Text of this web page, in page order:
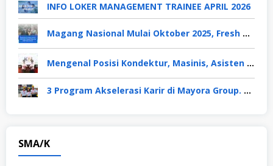
INFO LOKER MANAGEMENT TRAINEE APRIL 2026
Magang Nasional Mulai Oktober 2025, Fresh Graduate Dapat Gaji UMP Selama 6 Bulan
Mengenal Posisi Kondektur, Masinis, Asisten PPKA, Pemeliharaan Sarana dan Prasarana, Polsuska (Polisi Khusus Kereta Api), di PT KAI
3 Program Akselerasi Karir di Mayora Group. Apa Saja? Berikut Penjelasannya
SMA/K